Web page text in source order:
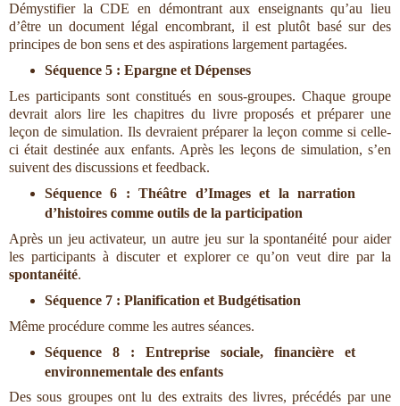
Démystifier la CDE en démontrant aux enseignants qu’au lieu
d’être un document légal encombrant, il est plutôt basé sur des
principes de bon sens et des aspirations largement partagées.
Séquence 5 : Epargne et Dépenses
Les participants sont constitués en sous-groupes. Chaque groupe
devrait alors lire les chapitres du livre proposés et préparer une
leçon de simulation. Ils devraient préparer la leçon comme si celle-
ci était destinée aux enfants. Après les leçons de simulation, s’en
suivent des discussions et feedback.
Séquence 6 : Théâtre d’Images et la narration
d’histoires comme outils de la participation
Après un jeu activateur, un autre jeu sur la spontanéité pour aider
les participants à discuter et explorer ce qu’on veut dire par la
spontanéité.
Séquence 7 : Planification et Budgétisation
Même procédure comme les autres séances.
Séquence 8 : Entreprise sociale, financière et
environnementale des enfants
Des sous groupes ont lu des extraits des livres, précédés par une